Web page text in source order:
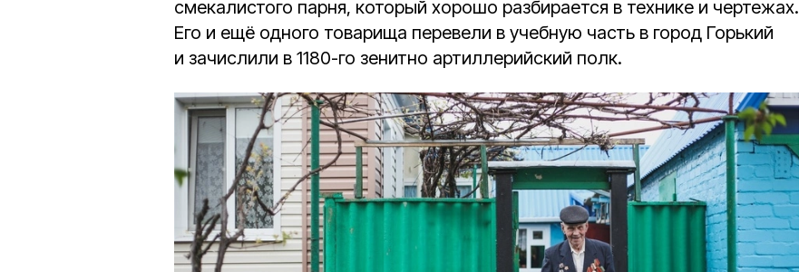
смекалистого парня, который хорошо разбирается в технике и чертежах.
Его и ещё одного товарища перевели в учебную часть в город Горький
и зачислили в 1180-го зенитно артиллерийский полк.